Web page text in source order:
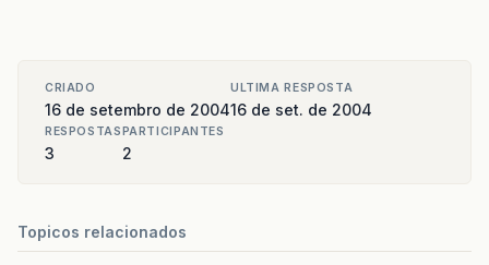
CRIADO
16 de setembro de 2004
ULTIMA RESPOSTA
16 de set. de 2004
RESPOSTAS
3
PARTICIPANTES
2
Topicos relacionados